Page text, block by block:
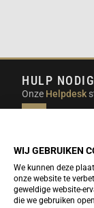
HULP
Onze Helpdesk
beantwoorden.
Meld je nu gratis
WIJ GEBRUIKEN
We kunnen deze
onze website te
geweldige website-
die we gebruiken